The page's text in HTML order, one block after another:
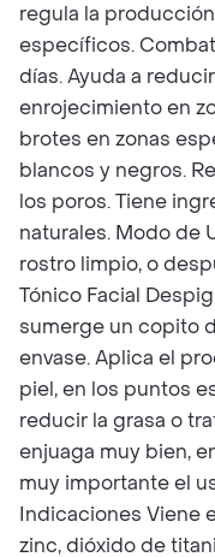
regula la
específicos.
días. Ayuda a
enrojecimiento en
brotes en zonas
blancos y negros.
los poros. Tiene
naturales. Modo de
rostro limpio, o
Tónico Facial
sumerge un copito
envase. Aplica el
piel, en los puntos
reducir la grasa o
enjuaga muy bien,
muy importante el
Indicaciones Viene
zinc, dióxido de